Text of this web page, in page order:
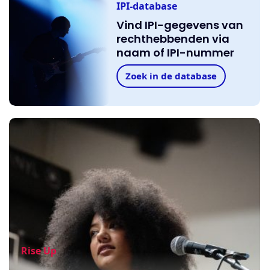
IPI-database
Vind IPI-gegevens van
rechthebbenden via
naam of IPI-nummer
Zoek in de database
Rise Up